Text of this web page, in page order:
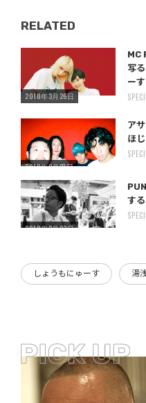
RELATED
Warning : Undefined variable $post_id in
/home/storywriter/storywriter.tokyo/public_html/wp-content/themes/StoryWriter/single.phpon line242
MC
写
ーす
2018年3月26日
Warning : Undefined variable $post_id in
/home/storywriter/storywriter.tokyo/public_html/wp-content/themes/StoryWriter/single.phpon line242
ア
ほ
2018年2月27日
Warning : Undefined variable $post_id in
/home/storywriter/storywriter.tokyo/public_html/wp-content/themes/StoryWriter/single.phpon line242
す
2018年2月23日
しょうもにゅーす 湯